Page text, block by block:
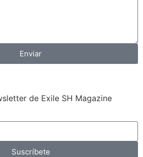
Enviar
de Exile SH Magazine
Suscríbete